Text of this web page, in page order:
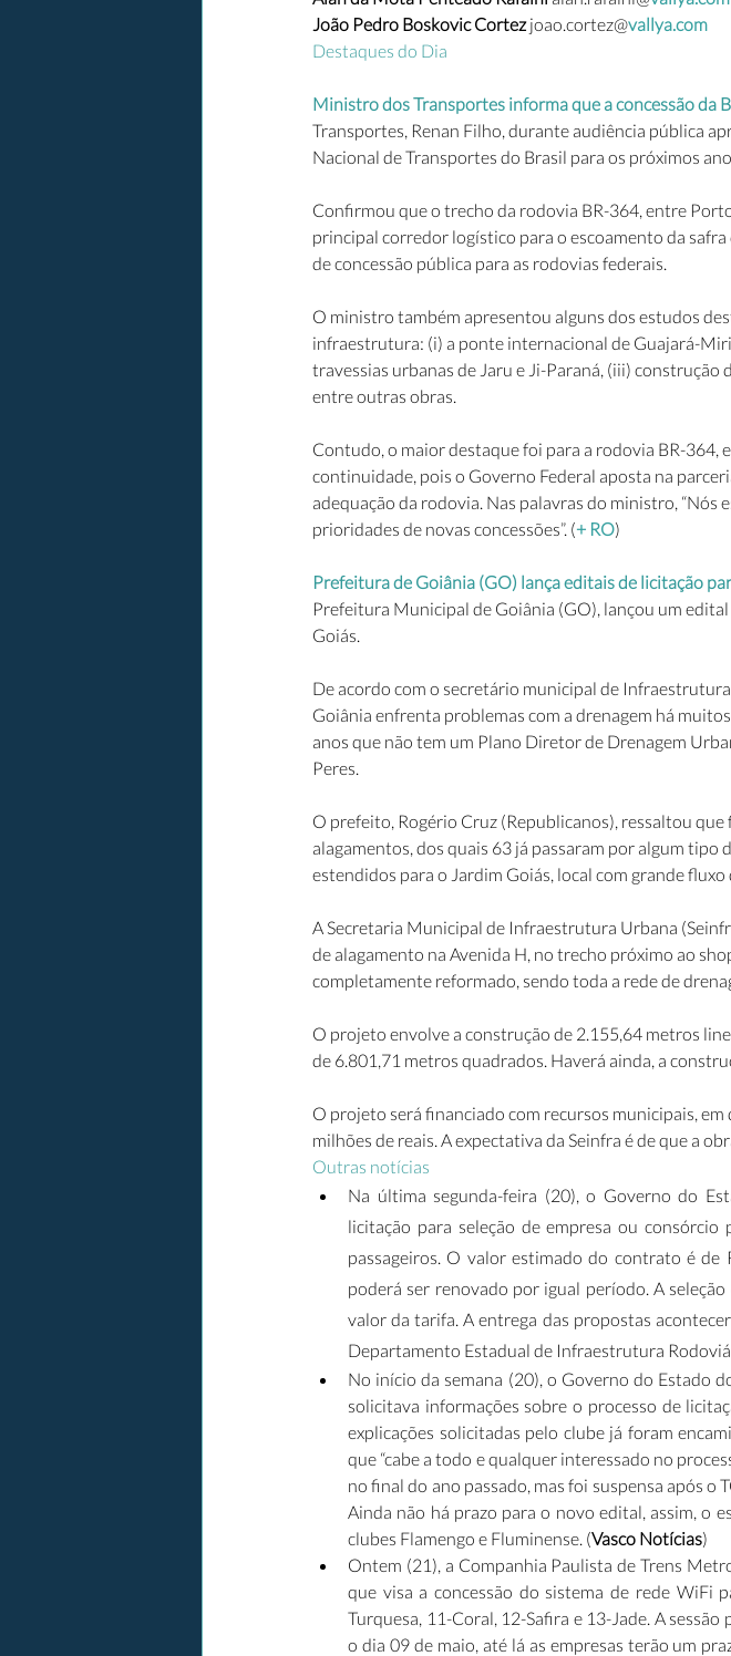
João Pedro Boskovic Cortez joao.cortez@vallya.com
Destaques do Dia
Ministro dos Transportes informa que a concessão da
Transportes, Renan Filho, durante audiência pública
Nacional de Transportes do Brasil para os próximos
Confirmou que o trecho da rodovia BR-364, entre
principal corredor logístico para o escoamento da
de concessão pública para as rodovias federais.
O ministro também apresentou alguns dos estudos
infraestrutura: (i) a ponte internacional de Guajará-
travessias urbanas de Jaru e Ji-Paraná, (iii) construção
entre outras obras.
Contudo, o maior destaque foi para a rodovia BR-364,
continuidade, pois o Governo Federal aposta na
adequação da rodovia. Nas palavras do ministro, “Nós
prioridades de novas concessões”. (+ RO)
Prefeitura de Goiânia (GO) lança editais de licitação
Prefeitura Municipal de Goiânia (GO), lançou um
Goiás.
De acordo com o secretário municipal de
Goiânia enfrenta problemas com a drenagem há
anos que não tem um Plano Diretor de Drenagem
Peres.
O prefeito, Rogério Cruz (Republicanos), ressaltou
alagamentos, dos quais 63 já passaram por algum
estendidos para o Jardim Goiás, local com grande fluxo
A Secretaria Municipal de Infraestrutura Urbana
de alagamento na Avenida H, no trecho próximo ao
completamente reformado, sendo toda a rede de
O projeto envolve a construção de 2.155,64 metros
de 6.801,71 metros quadrados. Haverá ainda, a
O projeto será financiado com recursos municipais,
milhões de reais. A expectativa da Seinfra é de que a
Outras notícias
Na última segunda-feira (20), o Governo do
licitação para seleção de empresa ou
passageiros. O valor estimado do contrato é
poderá ser renovado por igual período. A
valor da tarifa. A entrega das propostas
Departamento Estadual de Infraestrutura
No início da semana (20), o Governo do Estado
solicitava informações sobre o processo de
explicações solicitadas pelo clube já foram
que “cabe a todo e qualquer interessado no
no final do ano passado, mas foi suspensa após o
Ainda não há prazo para o novo edital, assim, o
clubes Flamengo e Fluminense. (Vasco Notícias)
Ontem (21), a Companhia Paulista de Trens
que visa a concessão do sistema de rede WiFi
Turquesa, 11-Coral, 12-Safira e 13-Jade. A
o dia 09 de maio, até lá as empresas terão um